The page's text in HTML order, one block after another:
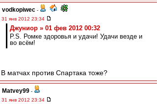
vodkopiwec -
31 янв 2012 23:34
Джуниор » 01 фев 2012 00:32
P.S. Ромке здоровья и удачи! Удачи везде и
во всём!
В матчах против Спартака тоже?
Matvey99 -
31 янв 2012 23:34